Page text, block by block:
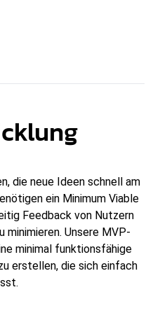
die neue Ideen schnell am
ein Minimum Viable
Feedback von Nutzern
minimieren. Unsere MVP-
minimal funktionsfähige
erstellen, die sich einfach